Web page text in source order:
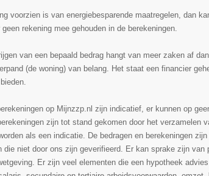
voorzien is van energiebesparende maatregelen, dan
rekening mee gehouden in de berekeningen.
van een bepaald bedrag hangt van meer zaken af
(de woning) van belang. Het staat een financier
op Mijnzzp.nl zijn indicatief, er kunnen op
zijn tot stand gekomen door het verzamelen
als een indicatie. De bedragen en berekeningen
die niet door ons zijn geverifieerd. Er kan sprake zijn van
Er zijn veel elementen die een hypotheek